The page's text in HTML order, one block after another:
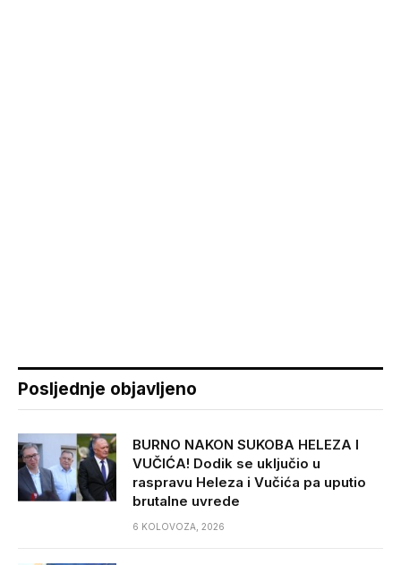
Posljednje objavljeno
BURNO NAKON SUKOBA HELEZA I
VUČIĆA! Dodik se uključio u
raspravu Heleza i Vučića pa uputio
brutalne uvrede
6 KOLOVOZA, 2026